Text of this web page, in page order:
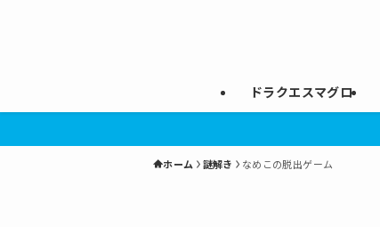
ドラクエスマグロ
ホーム 謎解き なめこの脱出ゲーム